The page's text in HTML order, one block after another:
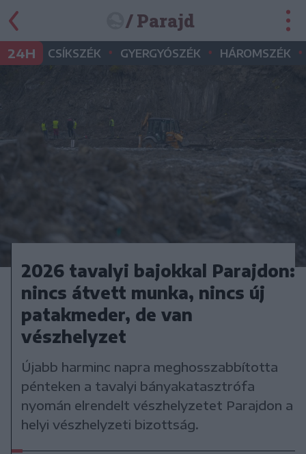
/ Parajd
24H CSÍKSZÉK • GYERGYÓSZÉK • HÁROMSZÉK •
2026 tavalyi bajokkal Parajdon:
nincs átvett munka, nincs új
patakmeder, de van
vészhelyzet
Újabb harminc napra meghosszabbította
pénteken a tavalyi bányakatasztrófa
nyomán elrendelt vészhelyzetet Parajdon a
helyi vészhelyzeti bizottság.